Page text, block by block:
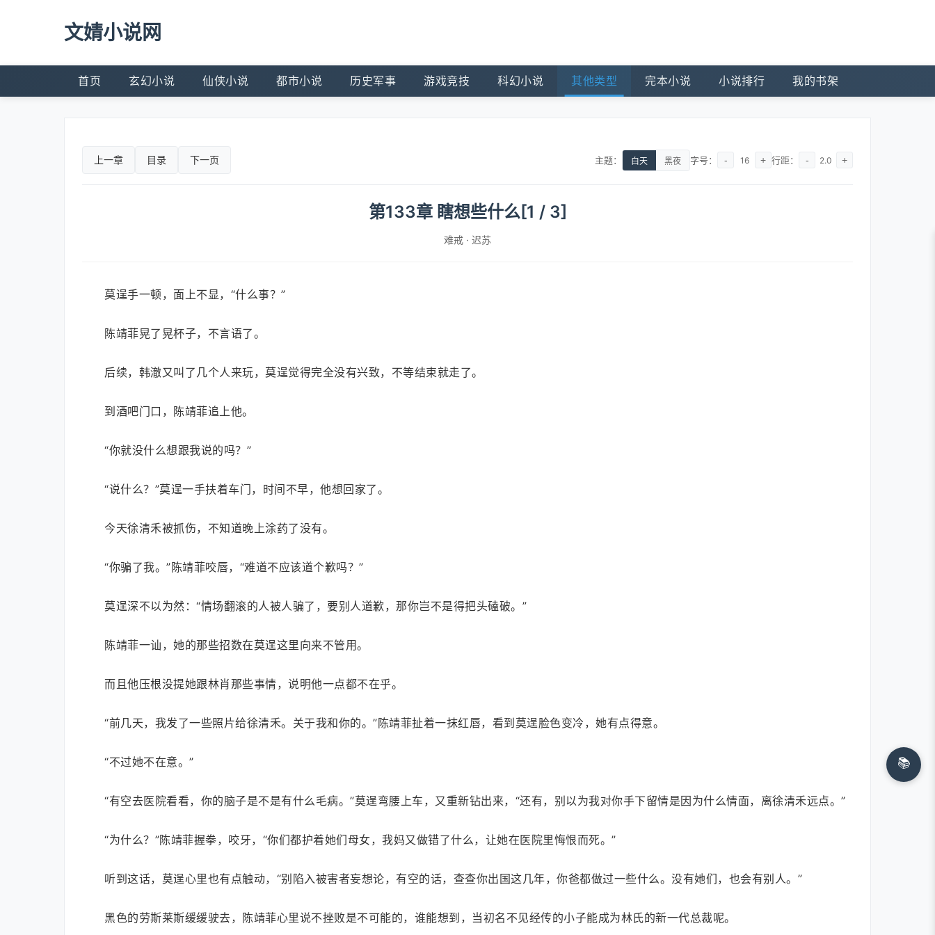
文婧小说网
首页 玄幻小说 仙侠小说 都市小说 历史军事 游戏竞技 科幻小说 其他类型 完本小说 小说排行 我的书架
上一章 目录 下一页 主题： 白天 黑夜 字号： - 16 + 行距： - 2.0 +
第133章 瞎想些什么[1 / 3]
难戒 · 迟苏
莫逞手一顿，面上不显，“什么事？”
陈靖菲晃了晃杯子，不言语了。
后续，韩澈又叫了几个人来玩，莫逞觉得完全没有兴致，不等结束就走了。
到酒吧门口，陈靖菲追上他。
“你就没什么想跟我说的吗？”
“说什么？”莫逞一手扶着车门，时间不早，他想回家了。
今天徐清禾被抓伤，不知道晚上涂药了没有。
“你骗了我。”陈靖菲咬唇，“难道不应该道个歉吗？”
莫逞深不以为然：“情场翻滚的人被人骗了，要别人道歉，那你岂不是得把头磕破。”
陈靖菲一讪，她的那些招数在莫逞这里向来不管用。
而且他压根没提她跟林肖那些事情，说明他一点都不在乎。
“前几天，我发了一些照片给徐清禾。关于我和你的。”陈靖菲扯着一抹红唇，看到莫逞脸色变冷，她有点得意。
“不过她不在意。”
“有空去医院看看，你的脑子是不是有什么毛病。”莫逞弯腰上车，又重新钻出来，“还有，别以为我对你手下留情是因为什么情面，离徐清禾远点。”
“为什么？”陈靖菲握拳，咬牙，“你们都护着她们母女，我妈又做错了什么，让她在医院里悔恨而死。”
听到这话，莫逞心里也有点触动，“别陷入被害者妄想论，有空的话，查查你出国这几年，你爸都做过一些什么。没有她们，也会有别人。”
黑色的劳斯莱斯缓缓驶去，陈靖菲心里说不挫败是不可能的，谁能想到，当初名不见经传的小子能成为林氏的新一代总裁呢。
📚